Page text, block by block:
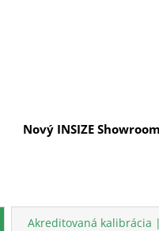
Nový INSIZE
Akreditovaná kalibrácia